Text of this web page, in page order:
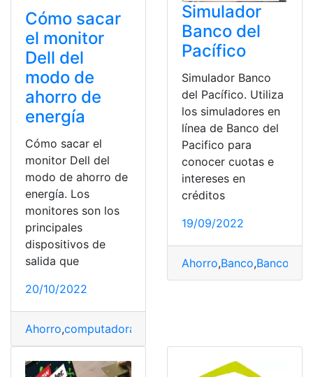
Cómo sacar
el monitor
Dell del
modo de
ahorro de
energía
Cómo sacar el
monitor Dell del
modo de ahorro de
energía. Los
monitores son los
principales
dispositivos de
salida que
20/10/2022
Ahorro,computadora
Simulador
Banco del
Pacífico
Simulador Banco
del Pacífico. Utiliza
los simuladores en
línea de Banco del
Pacifico para
conocer cuotas e
intereses en
créditos
19/09/2022
Ahorro,Banco,Banco